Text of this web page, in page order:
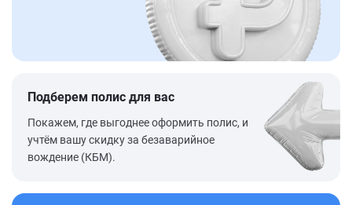
Подберем полис для вас
Покажем, где выгоднее оформить полис, и
учтём вашу скидку за безаварийное
вождение (КБМ).